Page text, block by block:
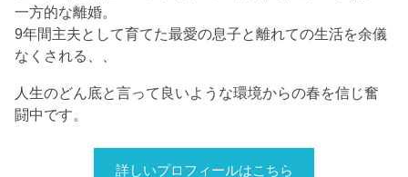
一方的な離婚。
9年間主夫として育てた最愛の息子と離れての生活を余儀
なくされる、、
人生のどん底と言って良いような環境からの春を信じ奮
闘中です。
詳しいプロフィールはこちら